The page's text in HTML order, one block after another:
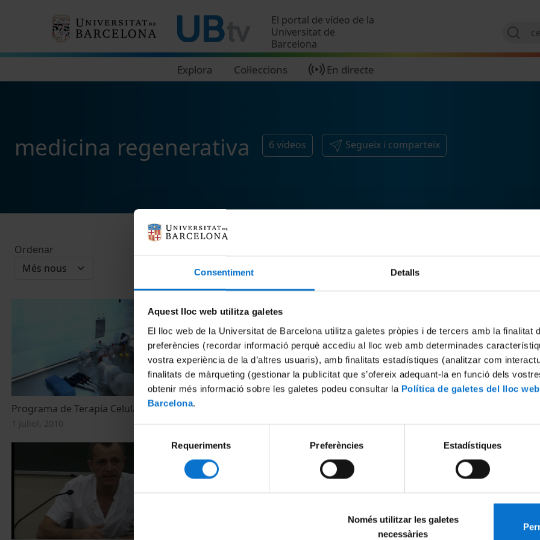
Consentiment Detalls
Aquest lloc web utilitza galetes
El lloc web de la Universitat de Barcelona utilitza galetes pròpies i de tercers amb la finalitat
preferències (recordar informació perquè accediu al lloc web amb determinades
vostra experiència de la d’altres usuaris), amb finalitats estadístiques (analitzar com
finalitats de màrqueting (gestionar la publicitat que s’ofereix adequant-la en funció dels
obtenir més informació sobre les galetes podeu consultar la Política de galetes del lloc
Barcelona.
de
consentiment
Requeriments Preferències Estadístiques
Només utilitzar les galetes
necessàries
El portal de vídeo de la
Universitat de
Barcelona
Explora Col·leccions En directe
medicina regenerativa 6 vídeos Segueix i comparteix
Ordenar
Programa de Terapia Celular (TCUB)
1 juliol, 2010 1 juliol, 2010 1 juliol, 2010